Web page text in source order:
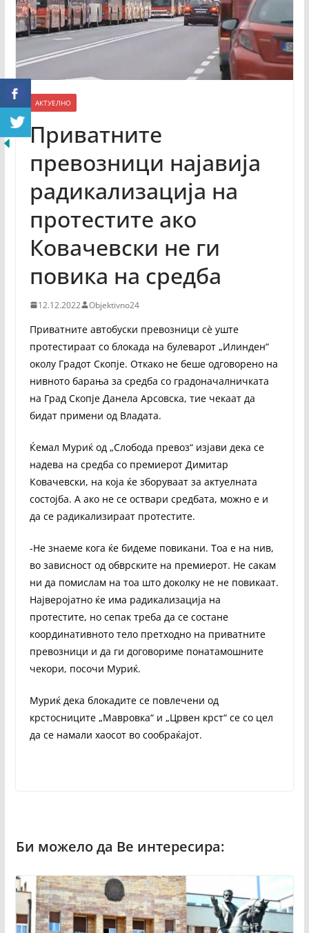
АКТУЕЛНО
Приватните
превозници најавија
радикализација на
протестите ако
Ковачевски не ги
повика на средба
12.12.2022 Objektivno24
Приватните автобуски превозници сè уште
протестираат со блокада на булеварот „Илинден“
околу Градот Скопје. Откако не беше одговорено на
нивното барања за средба со градоначалничката
на Град Скопје Данела Арсовска, тие чекаат да
бидат примени од Владата.
Ќемал Муриќ од „Слобода превоз“ изјави дека се
надева на средба со премиерот Димитар
Ковачевски, на која ќе зборуваат за актуелната
состојба. А ако не се оствари средбата, можно е и
да се радикализираат протестите.
-Не знаеме кога ќе бидеме повикани. Тоа е на нив,
во зависност од обврските на премиерот. Не сакам
ни да помислам на тоа што доколку не не повикаат.
Најверојатно ќе има радикализација на
протестите, но сепак треба да се состане
координативното тело претходно на приватните
превозници и да ги договориме понатамошните
чекори, посочи Муриќ.
Муриќ дека блокадите се повлечени од
крстосниците „Мавровка“ и „Црвен крст“ се со цел
да се намали хаосот во сообраќајот.